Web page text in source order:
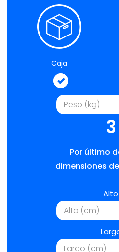
Caja
3
Por último
dimensiones
Alto